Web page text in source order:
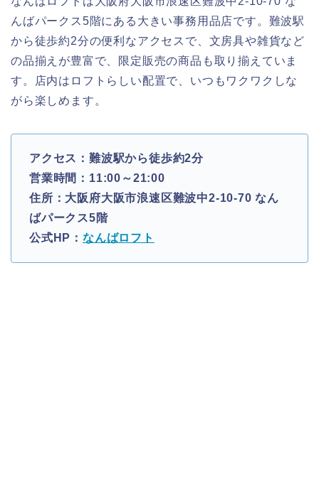
んばパークス5階にある大きい事務用品店です。難波駅
から徒歩約2分の便利なアクセスで、文房具や雑貨など
の品揃えが豊富で、限定販売の商品も取り揃えていま
す。店内はロフトらしい配置で、いつもワクワクしな
がら楽しめます。
アクセス：難波駅から徒歩約2分
営業時間：11:00～21:00
住所：大阪府大阪市浪速区難波中2-10-70 なん
ばパークス5階
公式HP： なんばロフト